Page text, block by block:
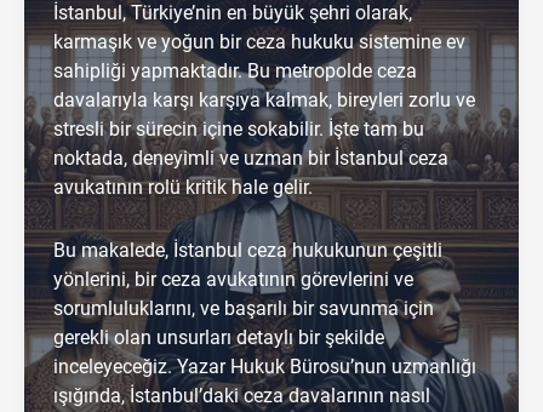
İstanbul, Türkiye’nin en büyük şehri olarak,
karmaşık ve yoğun bir ceza hukuku sistemine ev
sahipliği yapmaktadır. Bu metropolde ceza
davalarıyla karşı karşıya kalmak, bireyleri zorlu ve
stresli bir sürecin içine sokabilir. İşte tam bu
noktada, deneyimli ve uzman bir İstanbul ceza
avukatının rolü kritik hale gelir.
Bu makalede, İstanbul ceza hukukunun çeşitli
yönlerini, bir ceza avukatının görevlerini ve
sorumluluklarını, ve başarılı bir savunma için
gerekli olan unsurları detaylı bir şekilde
inceleyeceğiz. Yazar Hukuk Bürosu’nun uzmanlığı
ışığında, İstanbul’daki ceza davalarının nasıl